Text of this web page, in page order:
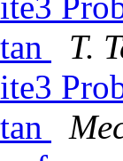
T.